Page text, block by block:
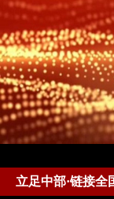
立足中部·链接全